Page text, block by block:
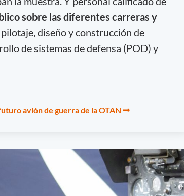
sobre las diferentes carreras y
diseño y construcción de
de sistemas de defensa (POD) y
avión de guerra de la OTAN